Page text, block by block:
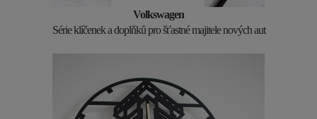
Volkswagen
Série klíčenek a doplňků pro šťastné majitele nových aut